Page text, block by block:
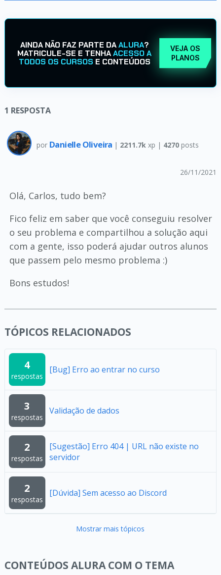
AINDA NÃO FAZ PARTE DAALURA?
MATRICULE-SE E TENHAACESSO A
TODOS OS CURSOS E CONTEÚDOS
VEJA OS
PLANOS
1 RESPOSTA
por Danielle Oliveira | 2211.7k xp | 4270 posts
26/11/2021
Olá, Carlos, tudo bem?
Fico feliz em saber que você conseguiu resolver
o seu problema e compartilhou a solução aqui
com a gente, isso poderá ajudar outros alunos
que passem pelo mesmo problema :)
Bons estudos!
TÓPICOS RELACIONADOS
4
respostas
[Bug] Erro ao entrar no curso
3
respostas
Validação de dados
2
respostas
[Sugestão] Erro 404 | URL não existe no
servidor
2
respostas
[Dúvida] Sem acesso ao Discord
Mostrar mais tópicos
CONTEÚDOS ALURA COM O TEMA